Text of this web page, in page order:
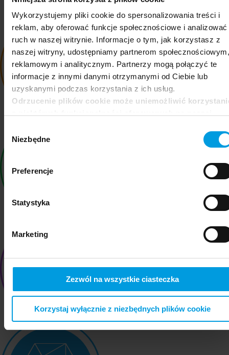
Wykorzystujemy pliki cookie do spersonalizowania treści i
reklam, aby oferować funkcje społecznościowe i analizować
ruch w naszej witrynie. Informacje o tym, jak korzystasz z
naszej witryny, udostępniamy partnerom społecznościowym,
reklamowym i analitycznym. Partnerzy mogą połączyć te
informacje z innymi danymi otrzymanymi od Ciebie lub
uzyskanymi podczas korzystania z ich usług.
Odrzucenie plików cookie może uniemożliwić
zgody
Niezbędne
Preferencje
Statystyka
Marketing
Zezwól na wszystkie ciasteczka
Korzystaj wyłącznie z niezbędnych plików cookie